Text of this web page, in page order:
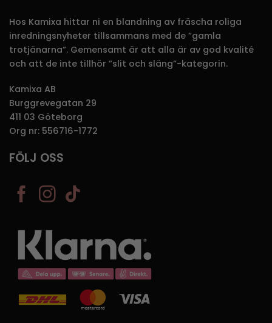
Hos Kamixa hittar ni en blandning av fräscha roliga
inredningsnyheter tillsammans med de ”gamla
trotjänarna”. Gemensamt är att alla är av god kvalité
och att de inte tillhör ”slit och släng”-kategorin.
Kamixa AB
Burggrevegatan 29
411 03 Göteborg
Org nr: 556716-1772
FÖLJ OSS